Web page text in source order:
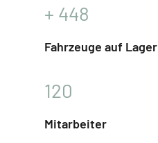
+ 448
Fahrzeuge auf Lager
120
Mitarbeiter